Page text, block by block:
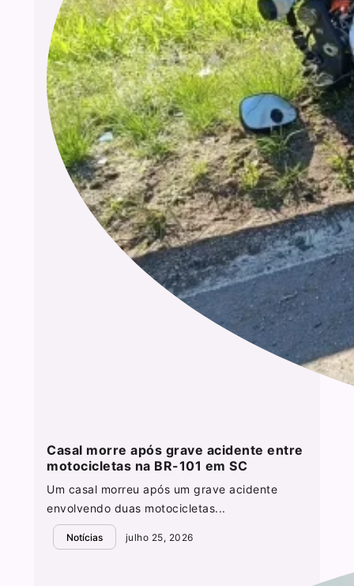
Casal morre após grave acidente entre
motocicletas na BR-101 em SC
Um casal morreu após um grave acidente
envolvendo duas motocicletas...
Notícias julho 25, 2026